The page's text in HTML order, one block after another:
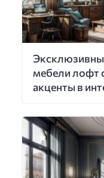
мебели лофт
акценты в